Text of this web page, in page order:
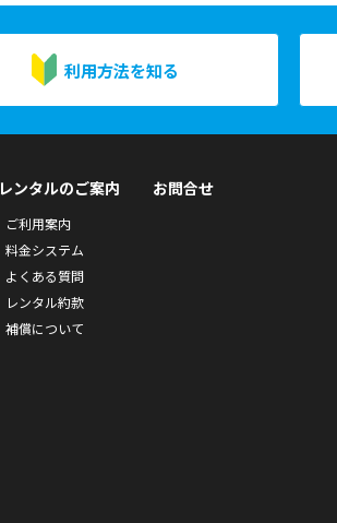
利用方法を知る
レンタルのご案内
ご利用案内
料金システム
よくある質問
レンタル約款
補償について
お問合せ